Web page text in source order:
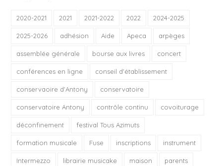
2020-2021 2021 2021-2022 2022 2024-2025
2025-2026 adhésion Aide Apeca arpèges
assemblée générale bourse aux livres concert
conférences en ligne conseil d'établissement
conservaoire d'Antony conservatoire
conservatoire Antony contrôle continu covoiturage
déconfinement festival Tous Azimuts
formation musicale Fuse inscriptions instrument
Intermezzo librairie musicake maison parents